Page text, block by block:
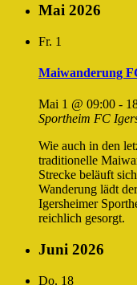
Mai 2026
Fr. 1
Maiwanderung
Mai 1 @ 09:00 -
Sportheim FC
Wie auch in den
traditionelle
Strecke beläuft
Wanderung lädt
Igersheimer
reichlich gesorgt.
Juni 2026
Do. 18